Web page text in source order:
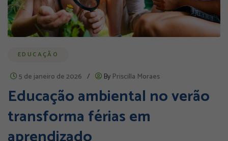
EDUCAÇÃO
5 de janeiro de 2026 / By Priscilla Moraes
Educação ambiental no verão
transforma férias em